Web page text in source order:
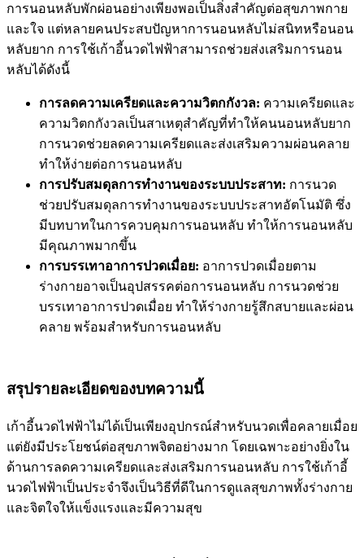
การนอนหลับพักผ่อนอย่างเพียงพอเป็นสิ่งสำคัญต่อสุขภาพกาย
และใจ แต่หลายคนประสบปัญหาการนอนหลับไม่สนิทหรือนอน
หลับยาก การใช้เก้าอี้นวดไฟฟ้าสามารถช่วยส่งเสริมการนอน
หลับได้ดังนี้
การลดความเครียดและความวิตกกังวล: ความเครียดและ
ความวิตกกังวลเป็นสาเหตุสำคัญที่ทำให้คนนอนหลับยาก
การนวดช่วยลดความเครียดและส่งเสริมความผ่อนคลาย
ทำให้ง่ายต่อการนอนหลับ
การปรับสมดุลการทำงานของระบบประสาท: การนวด
ช่วยปรับสมดุลการทำงานของระบบประสาทอัตโนมัติ ซึ่ง
มีบทบาทในการควบคุมการนอนหลับ ทำให้การนอนหลับ
มีคุณภาพมากขึ้น
การบรรเทาอาการปวดเมื่อย: อาการปวดเมื่อยตาม
ร่างกายอาจเป็นอุปสรรคต่อการนอนหลับ การนวดช่วย
บรรเทาอาการปวดเมื่อย ทำให้ร่างกายรู้สึกสบายและผ่อน
คลาย พร้อมสำหรับการนอนหลับ
สรุปรายละเอียดของบทความนี้
เก้าอี้นวดไฟฟ้าไม่ได้เป็นเพียงอุปกรณ์สำหรับนวดเพื่อคลายเมื่อย
แต่ยังมีประโยชน์ต่อสุขภาพจิตอย่างมาก โดยเฉพาะอย่างยิ่งใน
ด้านการลดความเครียดและส่งเสริมการนอนหลับ การใช้เก้าอี้
นวดไฟฟ้าเป็นประจำจึงเป็นวิธีที่ดีในการดูแลสุขภาพทั้งร่างกาย
และจิตใจให้แข็งแรงและมีความสุข